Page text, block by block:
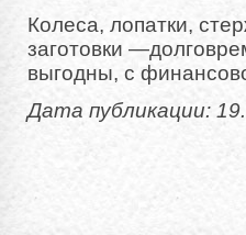
Колеса, лопатки,
заготовки
выгодны, с
Дата публикации: